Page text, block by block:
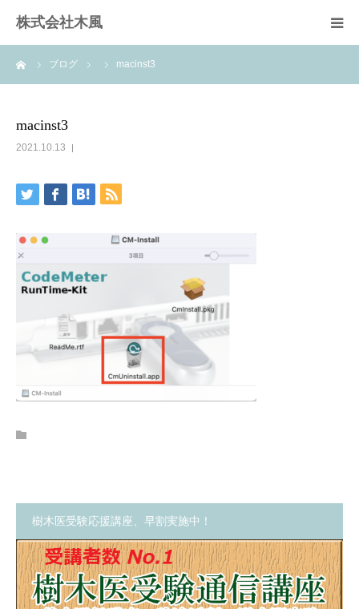
株式会社木風
ブログ macinst3
macinst3
2021.10.13
樹木医受験応援講座、早割実施中！
業務案内
お問い合せ